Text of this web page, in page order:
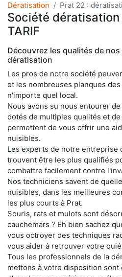
Dératisation Prat 22 :
Société dératisation
TARIF
Découvrez les qualités de
dératisation
Les pros de notre société
et les nombreuses planques
n'importe quel local.
Nous avons su nous entourer
dotés de multiples qualités et
permettent de vous offrir une
nuisibles.
Les experts de notre entreprise
trouvent être les plus qualifiés
combattre facilement contre
Nos techniciens savent de
nuisibles, dans les meilleures
les plus courts à Prat.
Souris, rats et mulots sont
cauchemars ? Eh bien sachez
vous octroyer des techniques
vous aider à retrouver votre
Tous les professionnels de la
mettons à votre disposition